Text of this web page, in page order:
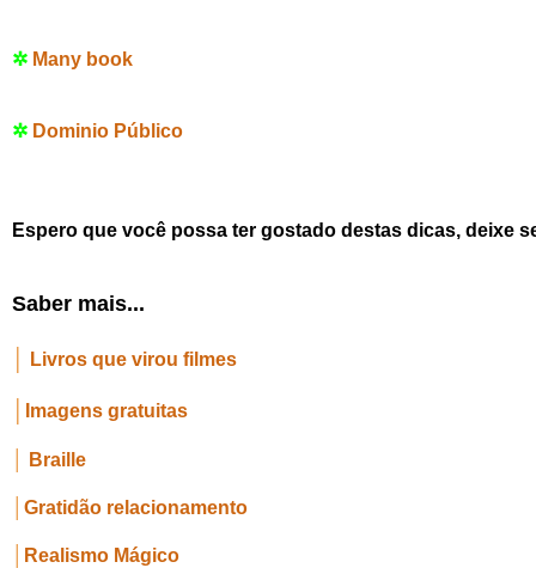
✲ Many book
✲ Dominio Público
Espero que você possa ter gostado destas dicas, deixe
Saber mais...
Livros que virou filmes
Imagens gratuitas
Braille
Gratidão relacionamento
Realismo Mágico